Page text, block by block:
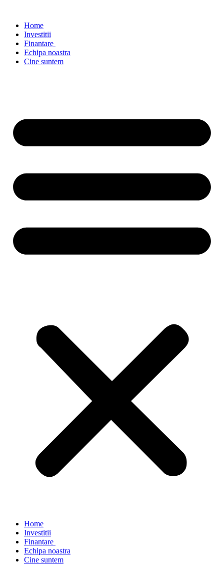
Home
Investitii
Finantare
Echipa noastra
Cine suntem
Home
Investitii
Finantare
Echipa noastra
Cine suntem